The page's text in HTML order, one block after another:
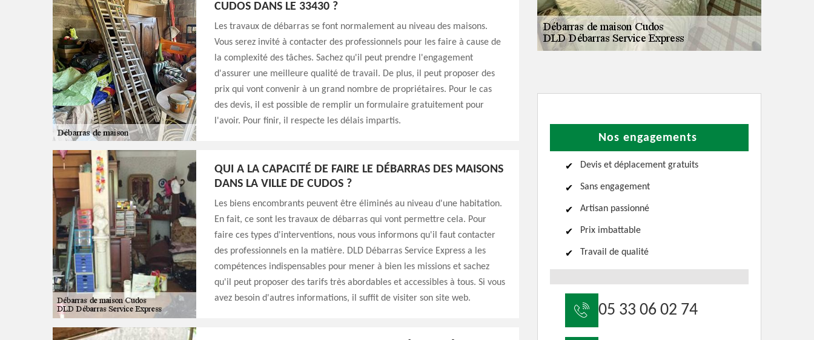
CUDOS DANS LE 33430 ?
Les travaux de débarras se font normalement au niveau des maisons.
Vous serez invité à contacter des professionnels pour les faire à cause de
la complexité des tâches. Sachez qu'il peut prendre l'engagement
d'assurer une meilleure qualité de travail. De plus, il peut proposer des
prix qui vont convenir à un grand nombre de propriétaires. Pour le cas
des devis, il est possible de remplir un formulaire gratuitement pour
l'avoir. Pour finir, il respecte les délais impartis.
QUI A LA CAPACITÉ DE FAIRE LE DÉBARRAS DES MAISONS
DANS LA VILLE DE CUDOS ?
Les biens encombrants peuvent être éliminés au niveau d'une habitation.
En fait, ce sont les travaux de débarras qui vont permettre cela. Pour
faire ces types d'interventions, nous vous informons qu'il faut contacter
des professionnels en la matière. DLD Débarras Service Express a les
compétences indispensables pour mener à bien les missions et sachez
qu'il peut proposer des tarifs très abordables et accessibles à tous. Si vous
avez besoin d'autres informations, il suffit de visiter son site web.
Nos engagements
Devis et déplacement gratuits
Sans engagement
Artisan passionné
Prix imbattable
Travail de qualité
05 33 06 02 74